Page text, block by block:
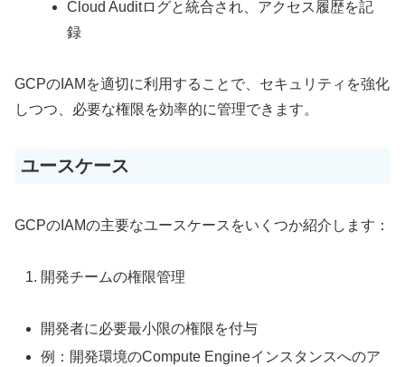
Cloud Auditログと統合され、アクセス履歴を記
録
GCPのIAMを適切に利用することで、セキュリティを強化
しつつ、必要な権限を効率的に管理できます。
ユースケース
GCPのIAMの主要なユースケースをいくつか紹介します：
開発チームの権限管理
開発者に必要最小限の権限を付与
例：開発環境のCompute Engineインスタンスへのア